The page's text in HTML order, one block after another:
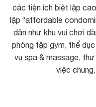
các tiện ích biệt lập
lập “affordable
dân như khu vui chơi
phòng tập gym, thể
vụ spa & massage,
việc